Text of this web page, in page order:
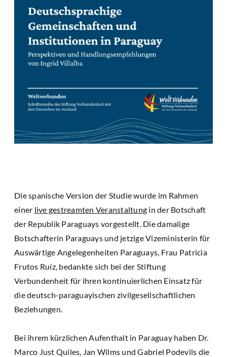
Die spanische Version der Studie wurde im Rahmen
einer live gestreamten Veranstaltung in der Botschaft
der Republik Paraguays vorgestellt. Die damalige
Botschafterin Paraguays und jetzige Vizeministerin für
Auswärtige Angelegenheiten Paraguays, Frau Patricia
Frutos Ruíz, bedankte sich bei der Stiftung
Verbundenheit für ihren kontinuierlichen Einsatz für
die deutsch-paraguayischen zivilgesellschaftlichen
Beziehungen.
Bei ihrem kürzlichen Aufenthalt in Paraguay haben Dr.
Marco Just Quiles, Jan Wilms und Gabriel Podevils die